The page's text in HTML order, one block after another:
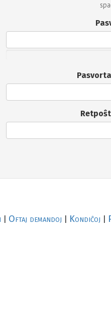
Oftaj demandoj Kondiĉoj